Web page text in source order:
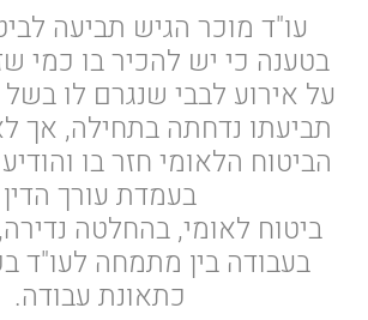
עו"ד מוכר הגיש תביעה
בטענה כי יש להכיר בו כמי
על אירוע לבבי שנגרם לו
תביעתו נדחתה בתחילה, אך
הביטוח הלאומי חזר בו
בעמדת עורך הדין
ביטוח לאומי, בהחלטה
בעבודה בין מתמחה לעו"ד
כתאונת עבודה.